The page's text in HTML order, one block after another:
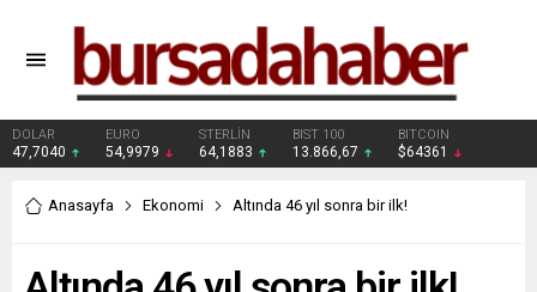
DOLAR
47,7040
EURO
54,9979
STERLİN
64,1883
BIST 100
13.866,67
BITCOIN
$64361
Anasayfa Ekonomi Altında 46 yıl sonra bir ilk!